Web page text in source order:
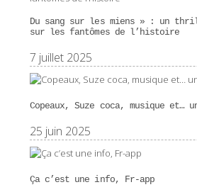
Du sang sur les miens » : un
sur les fantômes de l’histoire
7 juillet 2025
Copeaux, Suze coca, musique et…
25 juin 2025
Ça c’est une info, Fr-app